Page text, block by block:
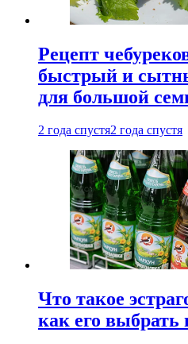
Рецепт
быстрый и
для большой
2 года спустя2 года спустя
Что такое
как его выбрать